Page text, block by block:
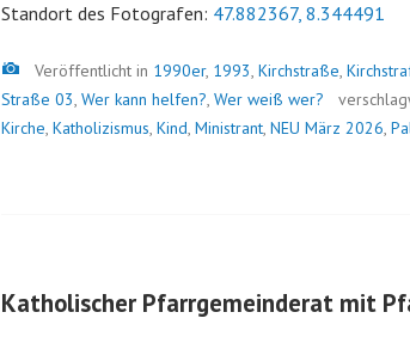
Standort des Fotografen: 47.882367, 8.344491
Bild
Veröffentlicht in 1990er, 1993, Kirchstraße,
Straße 03, Wer kann helfen?, Wer weiß wer?
Kirche, Katholizismus, Kind, Ministrant, NEU März 2026,
Katholischer Pfarrgemeinderat mit